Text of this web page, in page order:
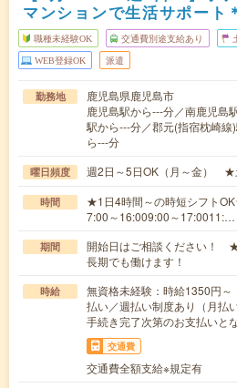
マンションで生活サポート
職種未経験OK 交通費別途支給あり
WEB登録OK 派遣
勤務地
鹿児島県鹿児島市
鹿児島駅から---分／南鹿児島
駅から---分／郡元(指宿枕崎
ら---分
曜日頻度 週2日～5日OK（月～金） ★
時間
★1日4時間～の時短シフト
7:00～16:009:00～17:0011:…
期間
開始日はご相談ください！
長期でも働けます！
時給
無資格未経験：時給1350円
払い／週払い制度あり（月払
手続き完了次第のお支払いとな
交通費
交通費全額支給※規定有